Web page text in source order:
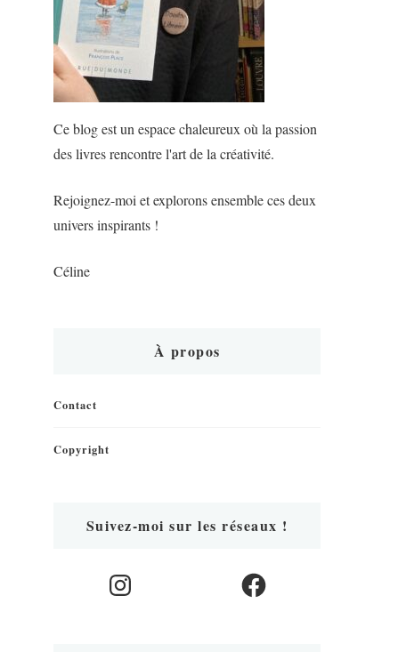
Ce blog est un espace chaleureux où la passion
des livres rencontre l'art de la créativité.
Rejoignez-moi et explorons ensemble ces deux
univers inspirants !
Céline
À propos
Contact
Copyright
Suivez-moi sur les réseaux !
Instagram Facebook